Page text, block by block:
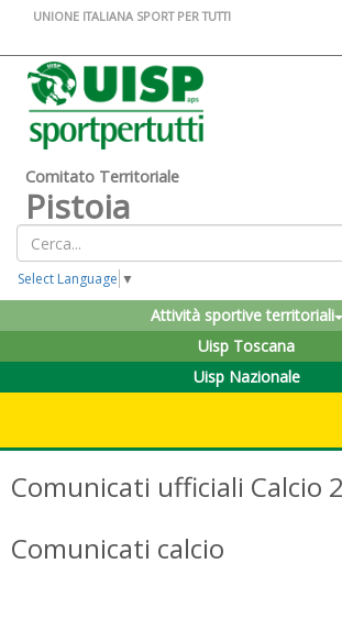
UNIONE ITALIANA SPORT PER TUTTI
Comitato Territoriale
Pistoia
Select Language ▼
Attività sportive territoriali
Uisp Toscana
Uisp Nazionale
Comunicati ufficiali Calcio
Comunicati calcio